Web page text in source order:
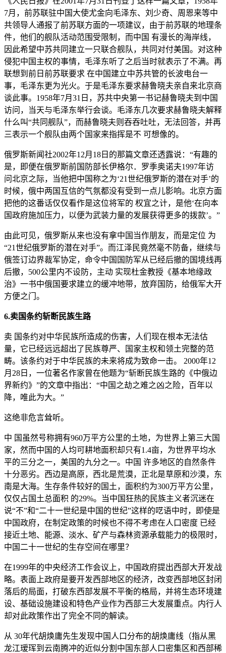
7月，前苏联驻中国大使尤金向毛泽东、刘少奇、周恩来等中
共领导人通报了前苏联方面的一项建议，由于前苏联的地理条
件，他们的舰队活动范围受限制，而中国 有漫长的海岸线，
因此希望中苏共同建立一只联合舰队，共同对付美国。对这种
侵犯中国主权的事情，毛泽东听了之后当时就表示了不满。再
联想到前日前苏联要求 在中国建立中苏共管的长波电台一
事，毛泽东更为光火。于是毛泽东要求赫鲁晓夫亲自来北京商
谈此事。1958年7月31日，苏共中央第一书记赫鲁晓夫到中国
访问，当天与毛泽东举行会谈。毛泽东几次要求赫鲁晓夫解释
什么叫“共同舰队”，而赫鲁晓夫则吞吞吐吐，无法回答，并再
三表示一个舰队由两个国家来指挥是不 可想像的。
俄罗斯新闻社2002年12月18日的那篇文章还透露说：“有趣的
是，即便在俄罗斯前国防部长伊格尔．罗季奥诺夫1997年访
问北京之际，当他把中国称之为‘21世纪俄罗斯的潜在对手’的
时候，俄中两国互信的气氛都没有受到一点儿影响。北京方面
把他的这番话仅仅看作是这位将军的 权宜之计，是他‘在向本
国政府施加压力，以便为武装力量的发展获得更多的拨款’。”
由此可见，俄罗斯从来也没有拿中国当作朋友，而是定位 为
“21世纪俄罗斯的潜在对手”。而江泽民竟然毫不防备，继续与
俄签订边界裁军协定，命令中国国防军从已经后撤的国境线再
后撤，500公里内不设防，主动 实现杜金教授《基本地缘政
治》一书中俄国要求建立的缓冲地带，放弃国防，给俄军大开
方便之门。
6.卖国条约斩断民族生路
卖 国条约对中华民族所造成的伤害，人们现在根本无法估
量，它已经远远超出了民族尊严、国家主权和领土完整的范
畴。该条约对于中华民族的未来将成为致命一击。 2000年12
月28日，一位著名作家曾在他题为“斩断民族生路的《中俄边
界新约》”的文章中指出：“中国之劫之难之凶之险，百年以
降，唯此为大。”
这绝非危言耸听。
中 国虽然号称拥有960万平方公里的土地，为世界上第三大国
家，然而中国的人均可耕地面积却只有1.4亩，为世界平均水
平的三分之一，美国的九分之一。中国 许多地区的自然条件
十分恶劣。西边是高原，西北是荒漠，正北是草原和沙漠，东
南是大海。生存条件较好的国土，面积约为300万平方公里，
仅仅占国土总面积 的29%。当中国狂热的民族主义者沉迷在
说“不”和“二十一世纪是中国的世纪”这样的呓语中时，即使是
中国政府，在制定政策的时候也不得不考虑在人口密度 已经
接近土地、能源、淡水、矿产与森林资源承载能力的极限时，
中国二十一世纪的生存空间在哪里？
在1999年的中央经济工作会议上，中国政府提出西部大开发战
略。表面上政府是要开发西部地区的经济，改变西部地区封闭
落后的局面，打破东西部发展不平衡的格局，并将生态环境建
设、基础设施建设和特色产业作为西部三大发展重点。内行人
却对此政策作出了完全不同的解读。
从 30年代胡焕庸先生发现中国人口分布的胡焕庸线（指从黑
龙江瑷珲到云南腾冲的近似分割中国东部人口密集区和西部稀